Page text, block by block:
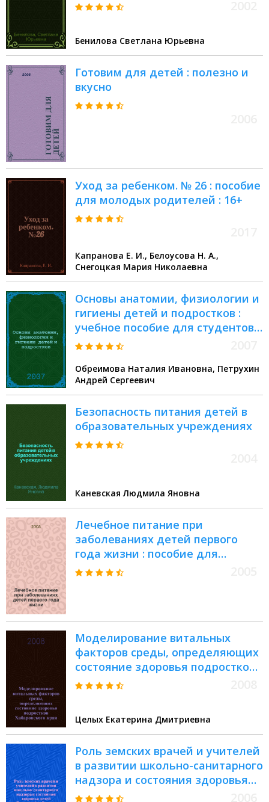
Бенилова Светлана Юрьевна
Готовим для детей : полезно и
вкусно
Уход за ребенком. № 26 : пособие
для молодых родителей : 16+
Капранова Е. И., Белоусова Н. А.,
Снегоцкая Мария Николаевна
Основы анатомии, физиологии и
гигиены детей и подростков :
учебное пособие для студентов
высших педагогических учебных
Обреимова Наталия Ивановна, Петрухин
Андрей Сергеевич
Безопасность питания детей в
образовательных учреждениях
Каневская Людмила Яновна
Лечебное питание при
заболеваниях детей первого
года жизни : пособие для
студентов и врачей
Моделирование витальных
факторов среды, определяющих
состояние здоровья подростков
Хабаровского края
Целых Екатерина Дмитриевна
Роль земских врачей и учителей
в развитии школьно-санитарного
надзора и состояния здоровья
детей Рязанской губернии :